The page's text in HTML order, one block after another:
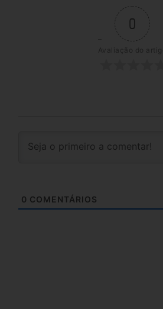
0
Avaliação do artigo
0 COMENTÁRIOS